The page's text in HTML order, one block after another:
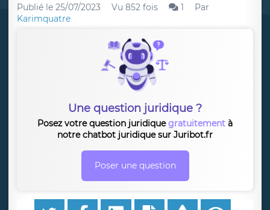
Publié le 25/07/2023 Vu 852 fois 1
Par
Karimquatre
Une question juridique ?
Posez votre question juridiquegratuitement à
notre chatbot juridique sur Juribot.fr
Poser une question